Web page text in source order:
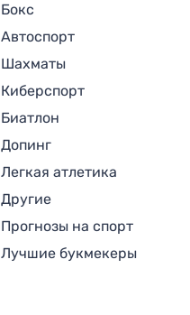
Бокс
Автоспорт
Шахматы
Киберспорт
Биатлон
Допинг
Легкая атлетика
Другие
Прогнозы на спорт
Лучшие букмекеры